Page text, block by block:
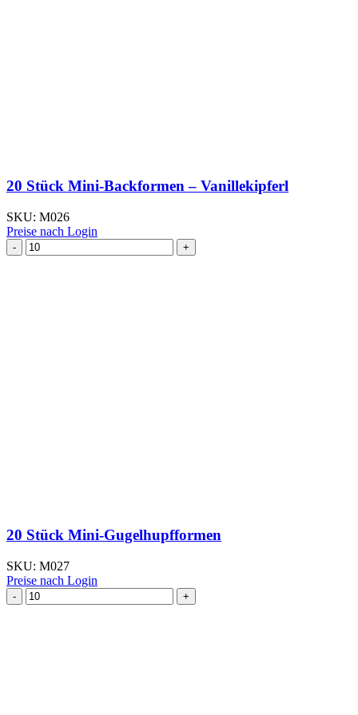
20 Stück Mini-Backformen – Vanillekipferl
SKU: M026
Preise nach Login
20
Stück
20 Stück Mini-Gugelhupfformen
SKU: M027
Preise nach Login
20
Stück